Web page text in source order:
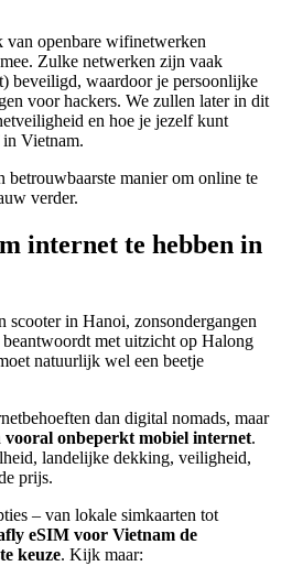
van openbare wifinetwerken
Zulke netwerken zijn vaak
beveiligd, waardoor je persoonlijke
voor hackers. We zullen later in dit
en hoe je jezelf kunt
Vietnam.
betrouwbaarste manier om online te
verder.
internet te hebben in
scooter in Hanoi, zonsondergangen
met uitzicht op Halong
natuurlijk wel een beetje
dan digital nomads, maar
vooral onbeperkt mobiel internet.
landelijke dekking, veiligheid,
prijs.
– van lokale simkaarten tot
eSIM voor Vietnam de
keuze. Kijk maar: